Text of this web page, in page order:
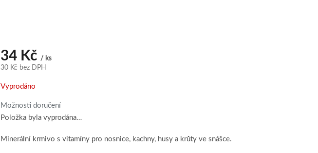
34 Kč / ks
30 Kč bez DPH
cena:
Vyprodáno
Možnosti doručení
Položka byla vyprodána…
Minerální krmivo s vitamíny pro nosnice, kachny, husy a krůty ve snášce.